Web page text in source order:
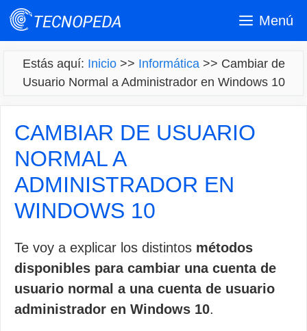
Saltar
Menú
Estás aquí: Inicio>> Informática>> Cambiar de
Usuario Normal a Administrador en Windows 10
CAMBIAR DE USUARIO
NORMAL A
ADMINISTRADOR EN
WINDOWS 10
Te voy a explicar los distintos métodos
disponibles para cambiar una cuenta de
usuario normal a una cuenta de usuario
administrador en Windows 10.